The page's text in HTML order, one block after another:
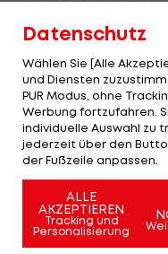
Konkret heißt das,
Spielort bewegen
hinaus sind nicht
Gemäß dem
wurden die
Fußball-Bund sowie
Datenschutz
Wählen Sie [Alle
und Diensten
PUR Modus, ohne
Werbung fortzufahren.
individuelle Auswahl zu
jederzeit über den
der Fußzeile anpassen.
ALLE
AKZEPTIEREN
Tracking und
Personalisierung